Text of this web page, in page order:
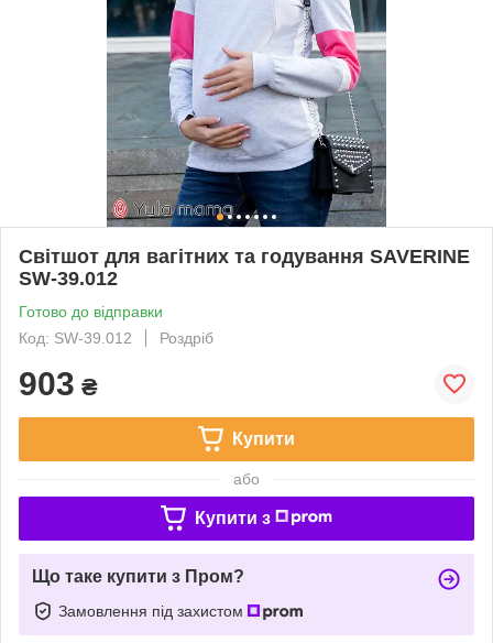
Світшот для вагітних та годування SAVERINE
SW-39.012
Готово до відправки
Код: SW-39.012
Роздріб
903 ₴
Купити
або
Купити з
Що таке купити з Пром?
Замовлення під захистом